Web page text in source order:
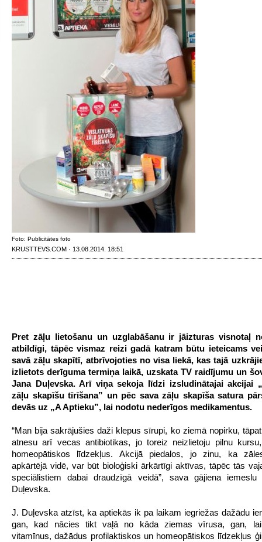
Foto: Publicitātes foto
KRUSTTEVS.COM · 13.08.2014. 18:51
Pret zāļu lietošanu un uzglabāšanu ir jāizturas visnotaļ
atbildīgi, tāpēc vismaz reizi gadā katram būtu ieteicams
savā zāļu skapītī, atbrīvojoties no visa liekā, kas tajā
izlietots derīguma termiņa laikā, uzskata TV raidījumu un
Jana Duļevska. Arī viņa sekoja līdzi izsludinātajai akcijai
zāļu skapīšu tīrīšana” un pēc sava zāļu skapīša satura
devās uz „A Aptieku”, lai nodotu nederīgos medikamentus.
“Man bija sakrājušies daži klepus sīrupi, ko ziemā nopirku,
atnesu arī vecas antibiotikas, jo toreiz neizlietoju pilnu
homeopātiskos līdzekļus. Akcijā piedalos, jo zinu, ka
apkārtējā vidē, var būt bioloģiski ārkārtīgi aktīvas, tāpēc tās
speciālistiem dabai draudzīgā veidā”, sava gājiena
Duļevska.
J. Duļevska atzīst, ka aptiekās ik pa laikam iegriežas dažādu
gan, kad nācies tikt vaļā no kāda ziemas vīrusa, gan, lai
vitamīnus, dažādus profilaktiskos un homeopātiskos līdzekļus